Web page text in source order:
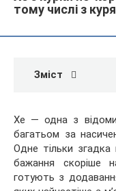
тому числі з
Зміст
Хе — одна з
багатьом за
Одне тільки
бажання скоріше
готують з